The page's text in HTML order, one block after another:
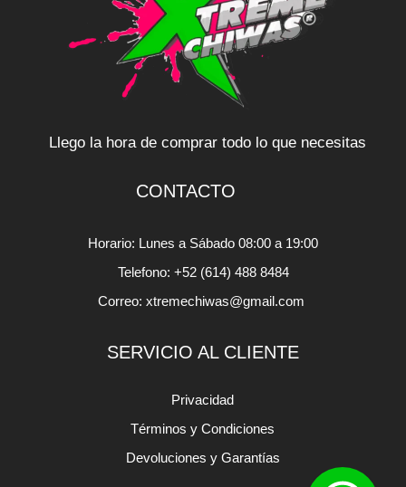
Llego la hora de comprar todo lo que necesitas
CONTACTO
Horario: Lunes a Sábado 08:00 a 19:00
Telefono: +52 (614) 488 8484
Correo: xtremechiwas@gmail.com
SERVICIO AL CLIENTE
Privacidad
Términos y Condiciones
Devoluciones y Garantías